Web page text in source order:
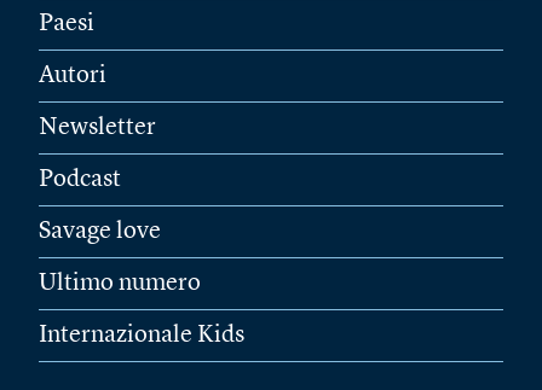
Paesi
Autori
Newsletter
Podcast
Savage love
Ultimo numero
Internazionale Kids